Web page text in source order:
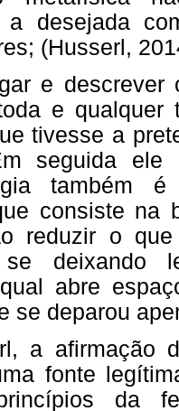
a desejada
(Husserl,
e descrever
e qualquer
tivesse a
seguida ele
também
consiste na
reduzir o
se deixando
abre
se deparou
a afirmação
fonte
da